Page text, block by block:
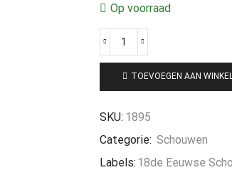
Op voorraad
TOEVOEGEN AAN
SKU: 1895
Categorie: Schouwen
Labels: 18de Eeuwse